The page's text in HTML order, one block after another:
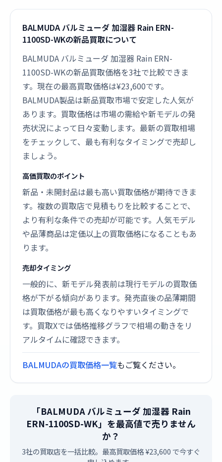
BALMUDA バルミューダ 加湿器 Rain ERN-
1100SD-WKの新品買取について
BALMUDA バルミューダ 加湿器 Rain ERN-
1100SD-WKの新品買取価格を3社で比較できま
す。現在の最高買取価格は¥23,600です。
BALMUDA製品は新品買取市場で安定した人気が
あります。買取価格は市場の需給や新モデルの発
売状況によって日々変動します。最新の買取相場
をチェックして、最も有利なタイミングで売却し
ましょう。
高価買取のポイント
新品・未開封品は最も高い買取価格が期待できま
す。複数の買取店で見積もりを比較することで、
より有利な条件での売却が可能です。人気モデル
や品薄商品は定価以上の買取価格になることもあ
ります。
売却タイミング
一般的に、新モデル発表前は現行モデルの買取価
格が下がる傾向があります。発売直後の品薄期間
は買取価格が最も高くなりやすいタイミングで
す。買取Xでは価格推移グラフで相場の動きをリ
アルタイムに確認できます。
BALMUDAの買取価格一覧もご覧ください。
「BALMUDA バルミューダ 加湿器 Rain
ERN-1100SD-WK」を最高値で売りません
か？
3社の買取店を一括比較。最高買取価格 ¥23,600 で今すぐ